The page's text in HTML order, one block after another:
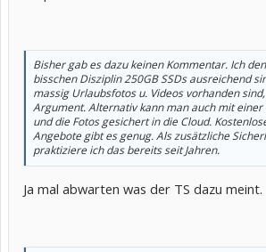
Bisher gab es dazu keinen Kommentar. Ich
bisschen Disziplin 250GB SSDs ausreichend
massig Urlaubsfotos u. Videos vorhanden
Argument. Alternativ kann man auch mit
und die Fotos gesichert in die Cloud.
Angebote gibt es genug. Als zusätzliche
praktiziere ich das bereits seit Jahren.
Ja mal abwarten was der TS dazu meint.